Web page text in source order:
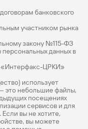
банковского
участником рынка
закону №115-ФЗ
данных в
«Интерфакс-ЦРКИ»
использует
это небольшие файлы,
посещениях
сервисов и для
вы не хотите,
вы можете